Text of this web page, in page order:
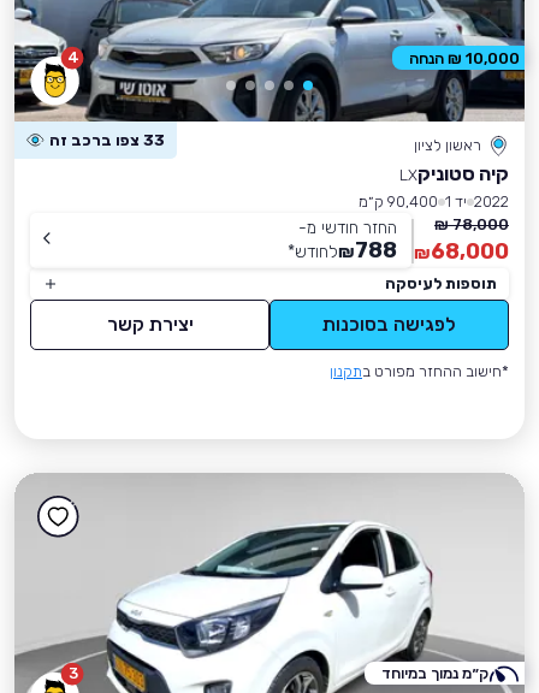
4
ראשון לציון 33 צפו ברכב זה
קיה סטוניקLX
2022 יד 1
90,400 ק״מ
78,000 ₪
68,000
₪
החזר חודשי מ-
788
₪לחודש*
תוספות לעיסקה
לפגישה בסוכנות יצירת קשר
*חישוב ההחזר מפורט בתקנון
10,000 ₪ הנחה
3 ק״מ נמוך במיוחד